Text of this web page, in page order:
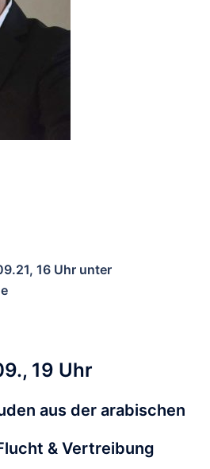
16 Uhr unter
19 Uhr
aus der arabischen
& Vertreibung